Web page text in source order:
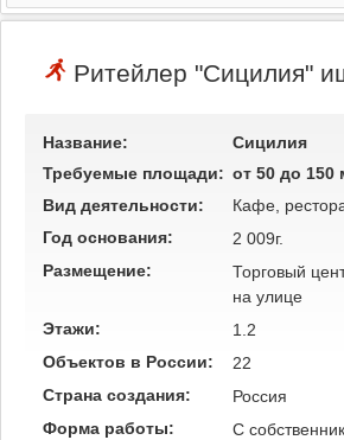
Ритейлер "Сицилия"
Название:
Сицилия
Требуемые площади: от 50 до 150
Вид деятельности:
Кафе,
Год основания:
2 009г.
Размещение:
Торговый
на улице
Этажи:
1.2
Объектов в России:
22
Страна создания:
Россия
Форма работы:
C